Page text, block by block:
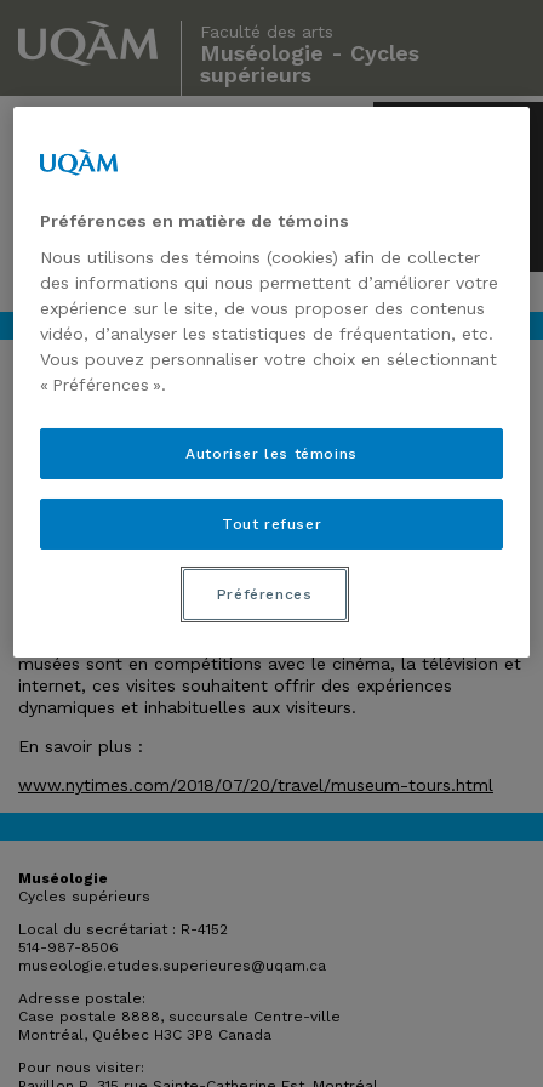
Faculté des arts
Muséologie - Cycles
supérieurs
Cycles supérieurs
MUSEUM TOURS FOR PEOPLE
WHO DON’T LIKE MUSEUM
La visite-guidée est une activité commune pour mettre en
valeur les collections et les expositions, et de plus en plus
de musées organisent des visites avec des thématiques
musées sont en compétitions avec le cinéma, la télévision et
internet, ces visites souhaitent offrir des expériences
dynamiques et inhabituelles aux visiteurs.
En savoir plus :
www.nytimes.com/2018/07/20/travel/museum-tours.html
Muséologie
Cycles supérieurs
Local du secrétariat : R-4152
514-987-8506
museologie.etudes.superieures@uqam.ca
Adresse postale:
Case postale 8888, succursale Centre-ville
Montréal, Québec H3C 3P8 Canada
Pour nous visiter:
Préférences en matière de témoins
Nous utilisons des témoins (cookies) afin de collecter
des informations qui nous permettent d’améliorer votre
expérience sur le site, de vous proposer des contenus
vidéo, d’analyser les statistiques de fréquentation, etc.
Vous pouvez personnaliser votre choix en sélectionnant
« Préférences ».
Tout refuser
Autoriser les témoins
Préférences